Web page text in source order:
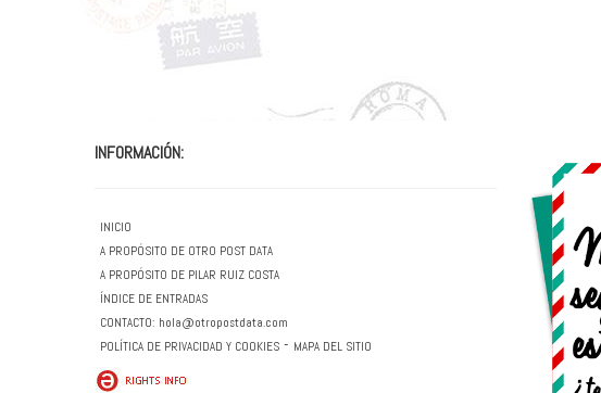
INFORMACIÓN:
INICIO
A PROPÓSITO DE OTRO POST DATA
A PROPÓSITO DE PILAR RUIZ COSTA
ÍNDICE DE ENTRADAS
CONTACTO: hola@otropostdata.com
POLÍTICA DE PRIVACIDAD Y COOKIES - MAPA DEL SITIO